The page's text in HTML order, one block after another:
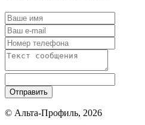
Отправить
© Альта-Профиль, 2026